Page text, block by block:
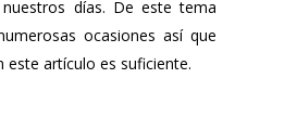
días. De este tema
ocasiones así que
este artículo es suficiente.